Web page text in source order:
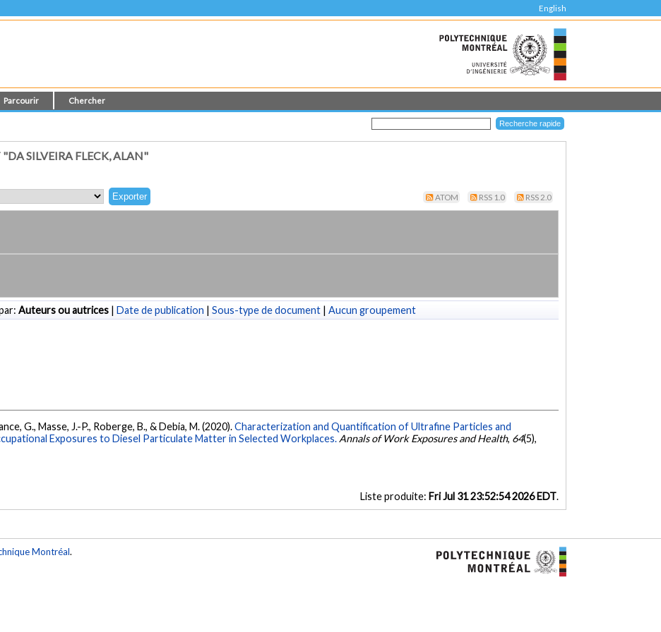
English
Parcourir Chercher
SILVEIRA FLECK, ALAN"
ATOM RSS 1.0 RSS 2.0
Auteurs ou autrices | Date de publication | Sous-type de document | Aucun groupement
G., Masse, J.-P., Roberge, B., & Debia, M. (2020).Characterization and Quantification of Ultrafine Particles and
Exposures to Diesel Particulate Matter in Selected Workplaces. Annals of Work Exposures and Health, 64(5),
Liste produite: Fri Jul 31 23:52:54 2026 EDT.
Montréal.